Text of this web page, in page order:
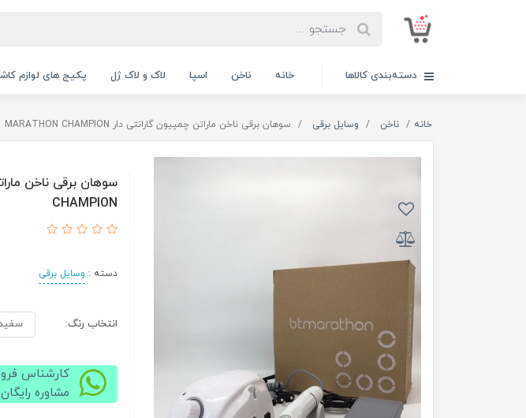
دسته‌بندی کالاها خانه ناخن اسپا لاک و لاک ژل پکیج های لوازم
خانه ناخن وسایل برقی سوهان برقی ناخن ماراتن چمپیون گارانتی دار MARATHON CHAMPION
CHAMPION
دسته : وسایل برقی
انتخاب رنگ:
کارشناس
مشاوره